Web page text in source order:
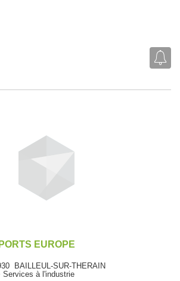
EUROPE
BAILLEUL-SUR-THERAIN
à l'industrie